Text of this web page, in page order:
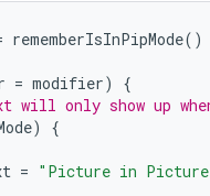
rememberIsInPipMode()
= modifier)
{
will only show up
)
{
= "Picture in